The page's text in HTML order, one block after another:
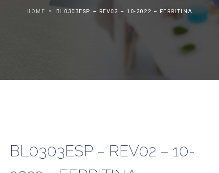
HOME BL0303ESP – REV02 – 10-2022 – FERRITINA
BL0303ESP – REV02 – 10-